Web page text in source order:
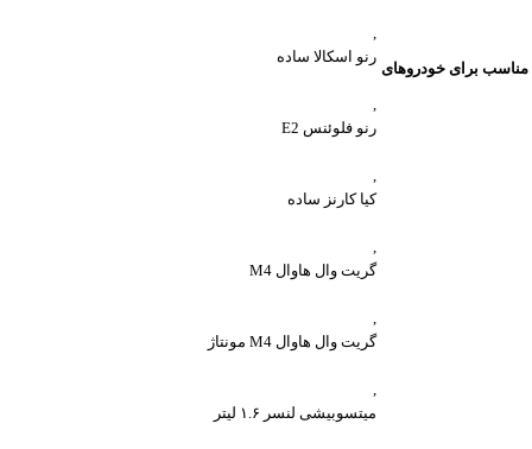
مناسب برای خودروهای
,
رنو اسکالا ساده
,
رنو فلوئنس E2
,
کیا کارنز ساده
,
گریت وال هاوال M4
,
گریت وال هاوال M4 مونتاژ
,
میتسوبیشی لنسر ۱.۶ لیتر